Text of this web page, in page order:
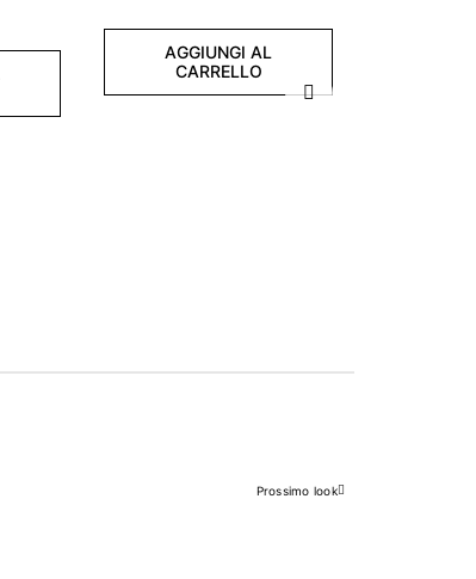
Successivo
AGGIUNGI AL
CARRELLO
Successivo
Prossimo look